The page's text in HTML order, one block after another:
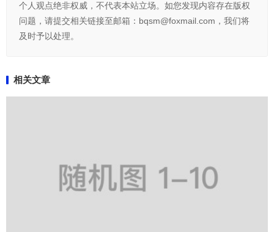
个人观点绝非权威，不代表本站立场。如您发现内容存在版权
问题，请提交相关链接至邮箱：bqsm@foxmail.com，我们将
及时予以处理。
相关文章